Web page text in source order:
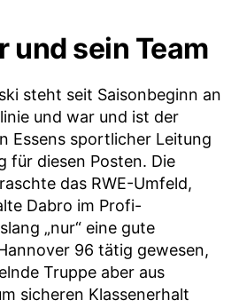
und sein Team
steht seit Saisonbeginn an
und war und ist der
Essens sportlicher Leitung
für diesen Posten. Die
das RWE-Umfeld,
Dabro im Profi-
„nur“ eine gute
96 tätig gewesen,
Truppe aber aus
sicheren Klassenerhalt